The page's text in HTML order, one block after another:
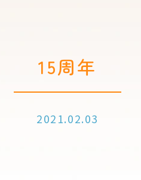
15周年
2021.02.03